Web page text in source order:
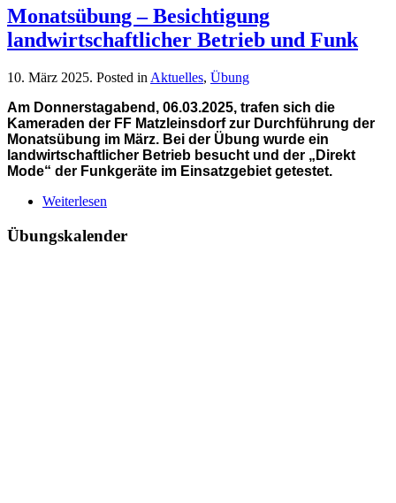
Monatsübung – Besichtigung
landwirtschaftlicher Betrieb und Funk
10. März 2025. Posted in Aktuelles, Übung
Am Donnerstagabend, 06.03.2025, trafen sich die
Kameraden der FF Matzleinsdorf zur Durchführung der
Monatsübung im März. Bei der Übung wurde ein
landwirtschaftlicher Betrieb besucht und der „Direkt
Mode“ der Funkgeräte im Einsatzgebiet getestet.
Weiterlesen
Übungskalender